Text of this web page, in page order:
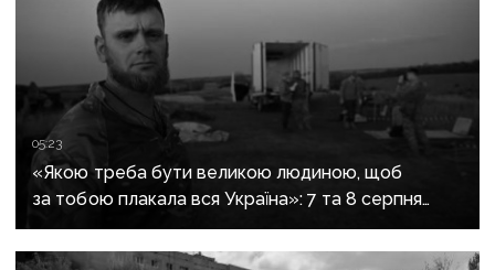
05:23
«Якою треба бути великою людиною, щоб
за тобою плакала вся Україна»: 7 та 8 серпня
прощаються із засновником організації
«Плацдарм» Олексієм Юковим